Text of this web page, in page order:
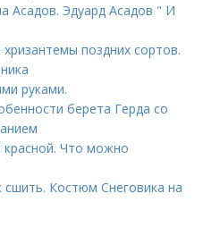
Асадов. Эдуард Асадов " И
поздних сортов.
руками.
берета Герда со
красной. Что можно
сшить. Костюм Снеговика на